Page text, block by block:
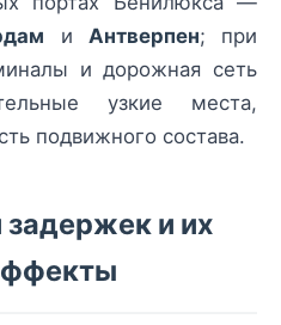
и Антверпен; при
и дорожная сеть
узкие места,
подвижного состава.
и их